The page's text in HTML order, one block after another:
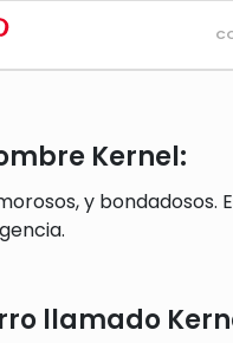
Kernel:
y
llamado